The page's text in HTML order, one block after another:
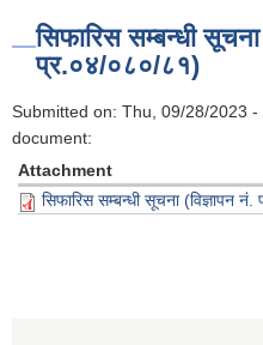
सिफारिस सम्बन्धी सूचना
प्र.०४/०८०/८१)
Submitted on: Thu, 09/28/2023 -
document:
Attachment
सिफारिस सम्बन्धी सूचना (विज्ञापन